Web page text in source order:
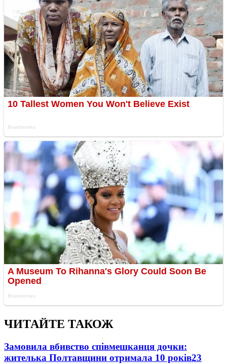
ЧИТАЙТЕ ТАКОЖ
Замовила вбивство співмешканця дочки:
жителька Полтавщини отримала 10 років23